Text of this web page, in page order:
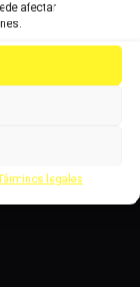
afectar
legales
horario: de lunes